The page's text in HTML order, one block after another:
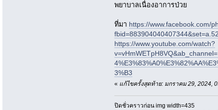
พยาบาลเนื่องอาการป่วย
ที่มา https://www.facebook.com/
https://www.youtube.com/watch?
3%B3
« แก้ไขครั้งสุดท้าย: มกราคม 29, 2024,
ปิดชั่วคราวก่อน img width=435